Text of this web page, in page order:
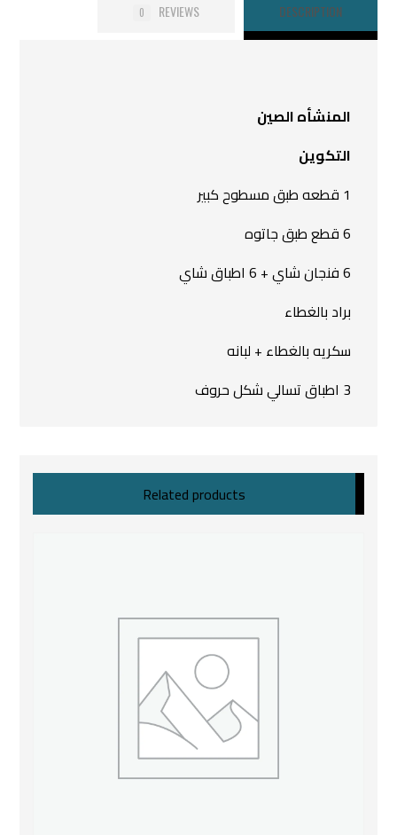
DESCRIPTION
REVIEWS
0
المنشأه الصين
التكوين
1 قطعه طبق مسطوح كبير
6 قطع طبق جاتوه
6 فنجان شاي + 6 اطباق شاي
براد بالغطاء
سكريه بالغطاء + لبانه
3 اطباق تسالي شكل حروف
Related products